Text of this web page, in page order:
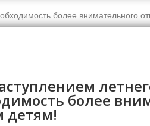
более внимательного
более
детям!